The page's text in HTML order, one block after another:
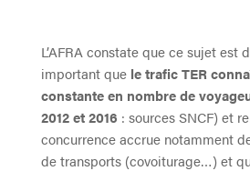
L’AFRA constate que ce sujet est
important que le trafic TER
constante en nombre de
2012 et 2016 : sources SNCF) et
concurrence accrue notamment
de transports (covoiturage…) et